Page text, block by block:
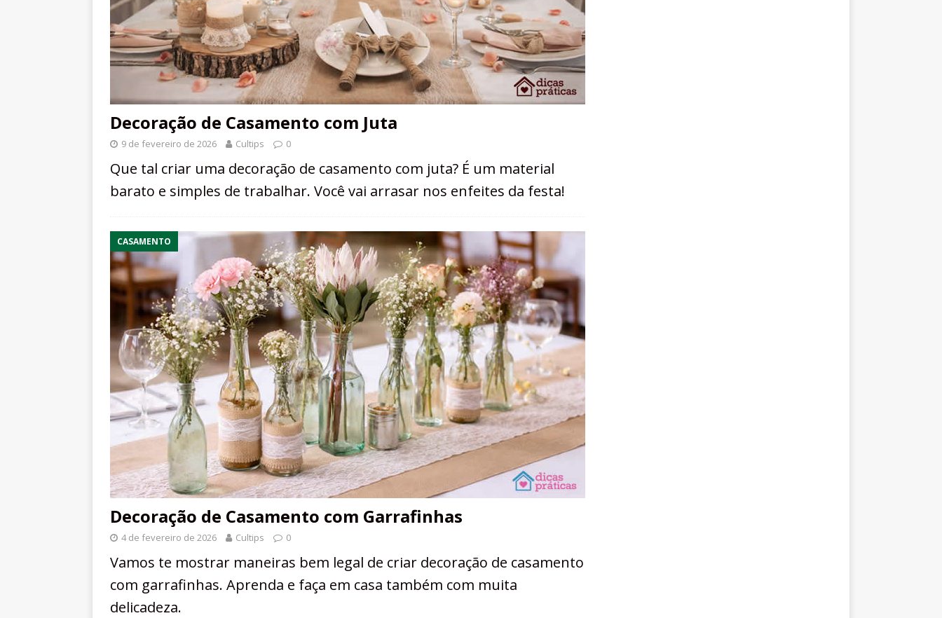
Decoração de Casamento com Juta
9 de fevereiro de 2026 Cultips 0
Que tal criar uma decoração de casamento com juta? É um material
barato e simples de trabalhar. Você vai arrasar nos enfeites da festa!
CASAMENTO
Decoração de Casamento com Garrafinhas
4 de fevereiro de 2026 Cultips 0
Vamos te mostrar maneiras bem legal de criar decoração de casamento
com garrafinhas. Aprenda e faça em casa também com muita
delicadeza.